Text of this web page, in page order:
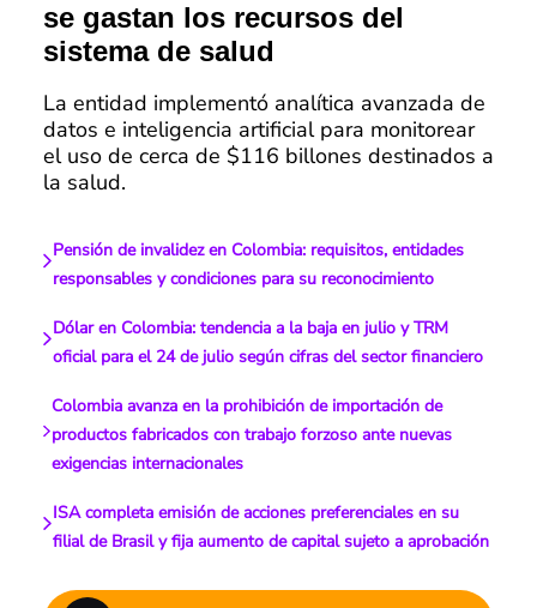
se gastan los recursos del
sistema de salud
La entidad implementó analítica avanzada de
datos e inteligencia artificial para monitorear
el uso de cerca de $116 billones destinados a
la salud.
Pensión de invalidez en Colombia: requisitos, entidades
responsables y condiciones para su reconocimiento
Dólar en Colombia: tendencia a la baja en julio y TRM
oficial para el 24 de julio según cifras del sector financiero
Colombia avanza en la prohibición de importación de
productos fabricados con trabajo forzoso ante nuevas
exigencias internacionales
ISA completa emisión de acciones preferenciales en su
filial de Brasil y fija aumento de capital sujeto a aprobación